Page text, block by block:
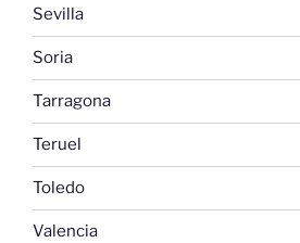
Sevilla
Soria
Tarragona
Teruel
Toledo
Valencia